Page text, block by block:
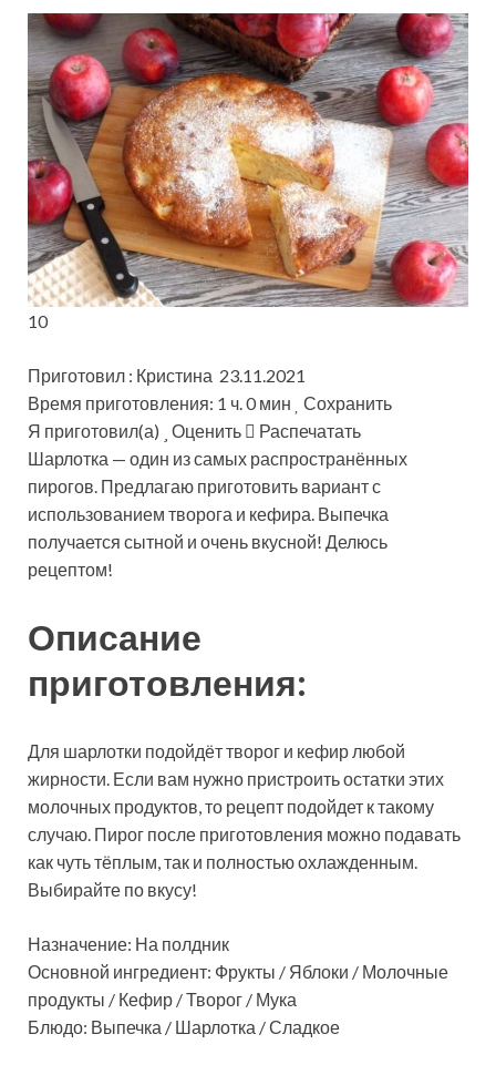
10
Приготовил : Кристина 23.11.2021
Время приготовления: 1 ч. 0 мин
Сохранить
Я приготовил(а)
Оценить
Распечатать
Шарлотка — один из самых распространённых
пирогов. Предлагаю приготовить вариант с
использованием творога и кефира. Выпечка
получается сытной и очень вкусной! Делюсь
рецептом!
Описание
приготовления:
Для шарлотки подойдёт творог и кефир любой
жирности. Если вам нужно пристроить остатки этих
молочных продуктов, то рецепт подойдет к такому
случаю. Пирог после приготовления можно подавать
как чуть тёплым, так и полностью охлажденным.
Выбирайте по вкусу!
Назначение: На полдник
Основной ингредиент: Фрукты / Яблоки / Молочные
продукты / Кефир / Творог / Мука
Блюдо: Выпечка / Шарлотка / Сладкое